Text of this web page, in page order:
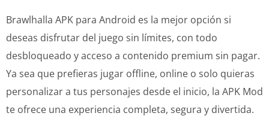
Brawlhalla APK para Android es la mejor opción si
deseas disfrutar del juego sin límites, con todo
desbloqueado y acceso a contenido premium sin pagar.
Ya sea que prefieras jugar offline, online o solo quieras
personalizar a tus personajes desde el inicio, la APK Mod
te ofrece una experiencia completa, segura y divertida.